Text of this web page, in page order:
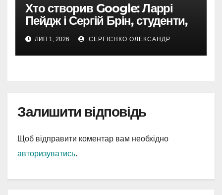
Хто створив Google: Ларрі
Пейдж і Сергій Брін, студенти,
чия ідея підкорила інтернет
ЛИП 1, 2026 СЕРГІЄНКО ОЛЕКСАНДР
Залишити відповідь
Щоб відправити коментар вам необхідно
авторизуватись.